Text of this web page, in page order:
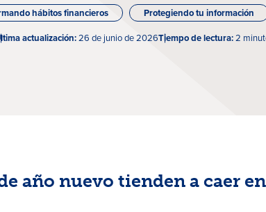
hábitos financieros
Protegiendo tu información
actualización:26 de junio de 2026Tiempo de lectura:2
año nuevo tienden a caer